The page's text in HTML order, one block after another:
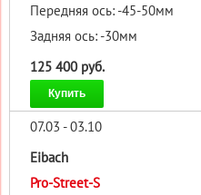
Передняя ось: -45-50мм
Задняя ось: -30мм
125 400 руб.
Купить
07.03 - 03.10
Eibach
Pro-Street-S